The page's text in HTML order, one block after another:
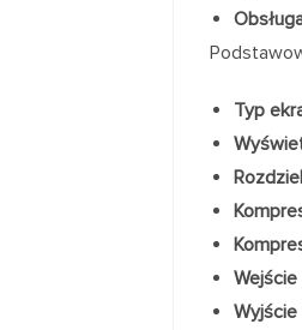
Typ
Wejście
Wyjście